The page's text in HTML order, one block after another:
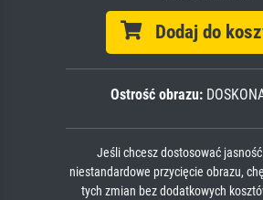
Dodaj do
Ostrość obrazu:
Jeśli chcesz dostosować
niestandardowe przycięcie obrazu,
tych zmian bez dodatkowych